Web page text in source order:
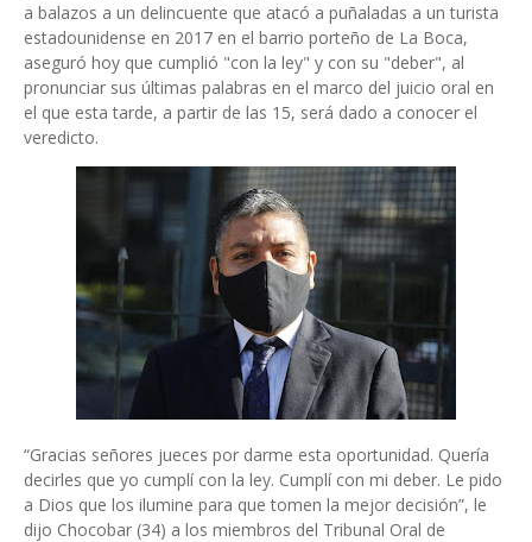
a balazos a un delincuente que atacó a puñaladas a un turista
estadounidense en 2017 en el barrio porteño de La Boca,
aseguró hoy que cumplió "con la ley" y con su "deber", al
pronunciar sus últimas palabras en el marco del juicio oral en
el que esta tarde, a partir de las 15, será dado a conocer el
veredicto.
“Gracias señores jueces por darme esta oportunidad. Quería
decirles que yo cumplí con la ley. Cumplí con mi deber. Le pido
a Dios que los ilumine para que tomen la mejor decisión”, le
dijo Chocobar (34) a los miembros del Tribunal Oral de